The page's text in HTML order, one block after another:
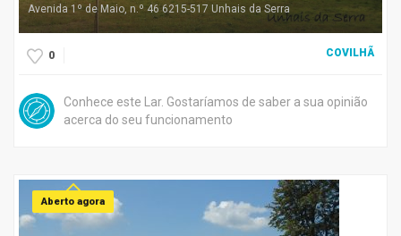
Avenida 1º de Maio, n.º 46 6215-517 Unhais da Serra
0 COVILHÃ
Conhece este Lar. Gostaríamos de saber a sua opinião
acerca do seu funcionamento
Aberto agora